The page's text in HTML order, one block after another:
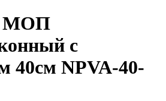
МОП
с
40см NPVA-40-